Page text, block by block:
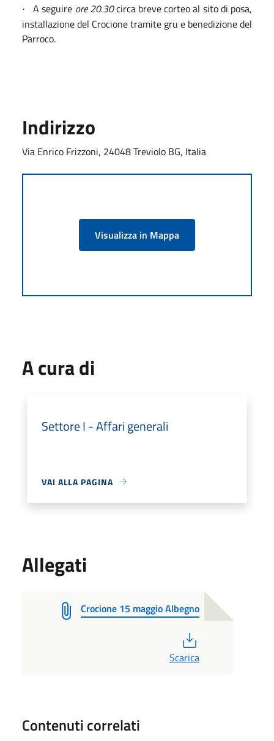
· A seguire ore 20.30circa breve corteo al sito di posa,
installazione del Crocione tramite gru e benedizione del
Parroco.
Indirizzo
Via Enrico Frizzoni, 24048 Treviolo BG, Italia
Visualizza in Mappa
A cura di
Settore I - Affari generali
VAI ALLA PAGINA
Allegati
Crocione 15 maggio Albegno
Scarica
Contenuti correlati